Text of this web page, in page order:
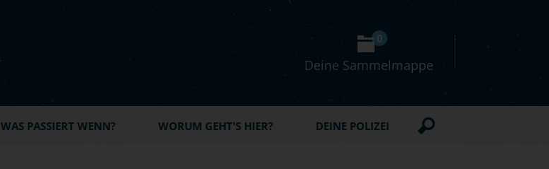
Deine Sammelmappe
0
WAS PASSIERT WENN? WORUM GEHT'S HIER? DEINE POLIZEI